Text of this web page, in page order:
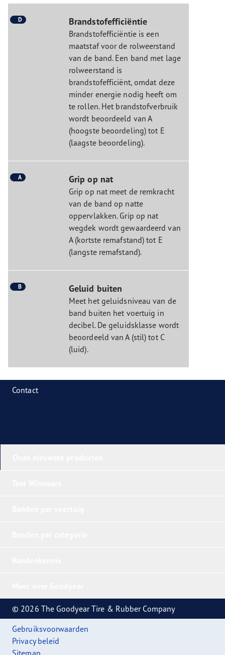
D Brandstofefficiëntie
Brandstofefficiëntie is een
maatstaf voor de rolweerstand
van de band. Een band met lage
rolweerstand is
brandstofefficiënt, omdat deze
minder energie nodig heeft om
te rollen. Het brandstofverbruik
wordt beoordeeld van A
(hoogste beoordeling) tot E
(laagste beoordeling).
A Grip op nat
Grip op nat meet de remkracht
van de band op natte
oppervlakken. Grip op nat
wegdek wordt gewaardeerd van
A (kortste remafstand) tot E
(langste remafstand).
B Geluid buiten
Meet het geluidsniveau van de
band buiten het voertuig in
decibel. De geluidsklasse wordt
beoordeeld van A (stil) tot C
(luid).
Contact
© 2026 The Goodyear Tire & Rubber Company
Gebruiksvoorwaarden
Privacy beleid
Sitemap